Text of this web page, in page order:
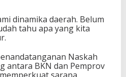
dinamika daerah. Belum
tahu apa yang kita
Naskah
antara BKN dan Pemprov